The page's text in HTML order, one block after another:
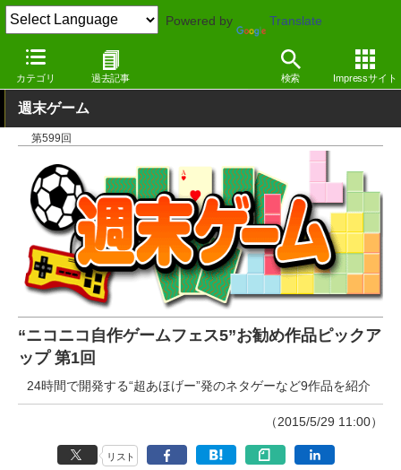
Powered by Translate
カテゴリ 過去記事 検索 Impressサイト
窓の杜 エンタメ ゲーム
週末ゲーム
第599回
“ニコニコ自作ゲームフェス5”お勧め作品ピックア
ップ 第1回
24時間で開発する“超あほげー”発のネタゲーなど9作品を紹介
（2015/5/29 11:00）
リスト